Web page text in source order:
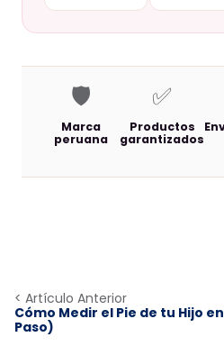
🛡️
Marca
peruana
✅
Productos
garantizados
< Artículo Anterior
Cómo Medir el Pie de tu Hijo
Paso)